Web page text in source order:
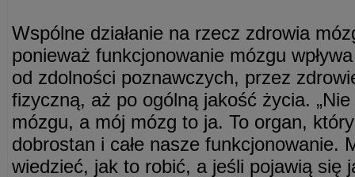
Wspólne działanie na rzecz zdrowia
ponieważ funkcjonowanie mózgu
od zdolności poznawczych, przez
fizyczną, aż po ogólną jakość życia.
mózgu, a mój mózg to ja. To organ,
dobrostan i całe nasze funkcjonowanie.
wiedzieć, jak to robić, a jeśli pojawią się